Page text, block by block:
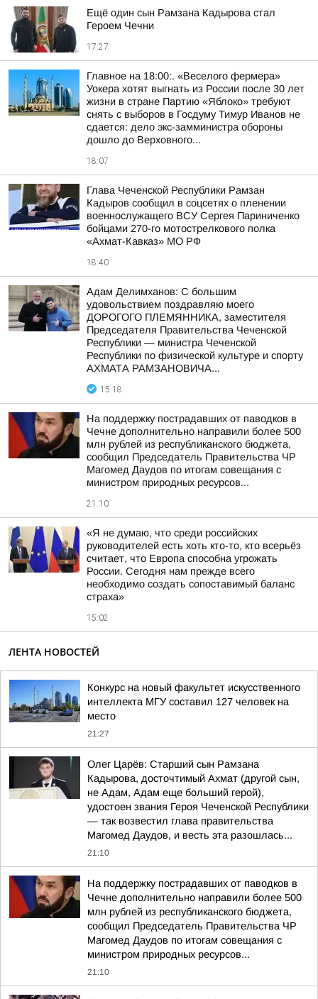
Ещё один сын Рамзана Кадырова стал
Героем Чечни
17:27
Главное на 18:00:. «Веселого фермера»
Уокера хотят выгнать из России после 30 лет
жизни в стране Партию «Яблоко» требуют
снять с выборов в Госдуму Тимур Иванов не
сдается: дело экс-замминистра обороны
дошло до Верховного...
18:07
Глава Чеченской Республики Рамзан
Кадыров сообщил в соцсетях о пленении
военнослужащего ВСУ Сергея Париниченко
бойцами 270-го мотострелкового полка
«Ахмат-Кавказ» МО РФ
18:40
Адам Делимханов: С большим
удовольствием поздравляю моего
ДОРОГОГО ПЛЕМЯННИКА, заместителя
Председателя Правительства Чеченской
Республики — министра Чеченской
Республики по физической культуре и спорту
АХМАТА РАМЗАНОВИЧА...
15:18
На поддержку пострадавших от паводков в
Чечне дополнительно направили более 500
млн рублей из республиканского бюджета,
сообщил Председатель Правительства ЧР
Магомед Даудов по итогам совещания с
министром природных ресурсов...
21:10
«Я не думаю, что среди российских
руководителей есть хоть кто-то, кто всерьёз
считает, что Европа способна угрожать
России. Сегодня нам прежде всего
необходимо создать сопоставимый баланс
страха»
15:02
ЛЕНТА НОВОСТЕЙ
Конкурс на новый факультет искусственного
интеллекта МГУ составил 127 человек на
место
21:27
Олег Царёв: Старший сын Рамзана
Кадырова, досточтимый Ахмат (другой сын,
не Адам, Адам еще больший герой),
удостоен звания Героя Чеченской Республики
— так возвестил глава правительства
Магомед Даудов, и весть эта разошлась...
21:10
На поддержку пострадавших от паводков в
Чечне дополнительно направили более 500
млн рублей из республиканского бюджета,
сообщил Председатель Правительства ЧР
Магомед Даудов по итогам совещания с
министром природных ресурсов...
21:10